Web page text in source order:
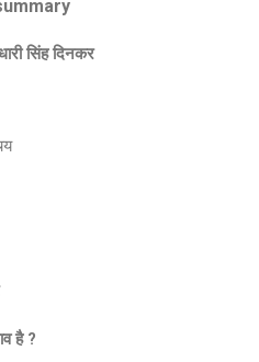
सिंह दिनकर
है ?